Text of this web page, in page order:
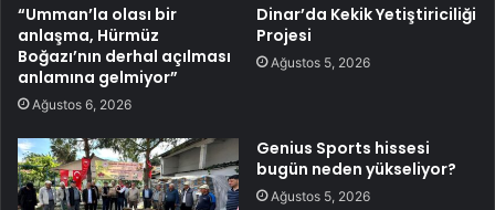
“Umman’la olası bir
anlaşma, Hürmüz
Boğazı’nın derhal açılması
anlamına gelmiyor”
Ağustos 6, 2026
Dinar’da Kekik Yetiştiriciliği
Projesi
Ağustos 5, 2026
Genius Sports hissesi
bugün neden yükseliyor?
Ağustos 5, 2026